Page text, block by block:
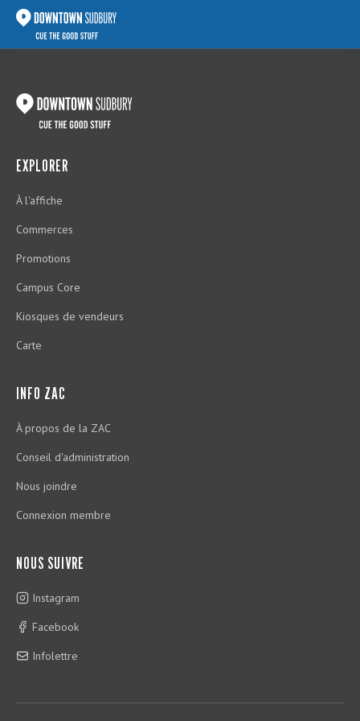
EXPLORER
À l'affiche
Commerces
Promotions
Campus Core
Kiosques de vendeurs
Carte
INFO ZAC
À propos de la ZAC
Conseil d'administration
Nous joindre
Connexion membre
NOUS SUIVRE
Instagram
Facebook
Infolettre